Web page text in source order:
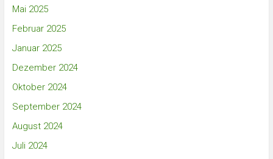
Mai 2025
Februar 2025
Januar 2025
Dezember 2024
Oktober 2024
September 2024
August 2024
Juli 2024